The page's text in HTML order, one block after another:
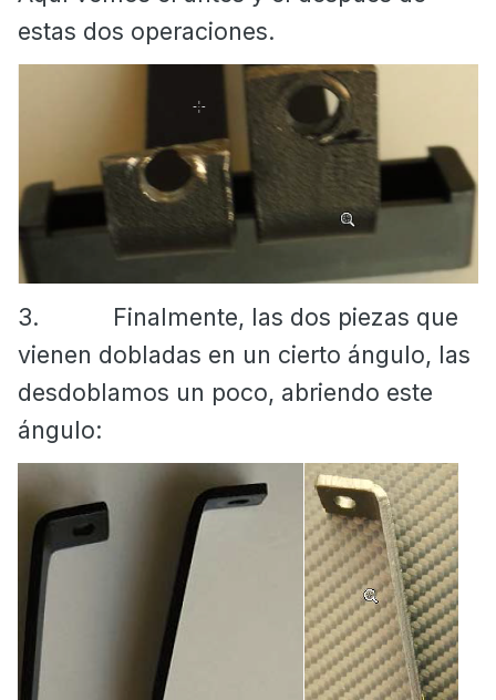
estas dos operaciones.
3.
Finalmente, las dos piezas que
vienen dobladas en un cierto ángulo, las
desdoblamos un poco, abriendo este
ángulo: